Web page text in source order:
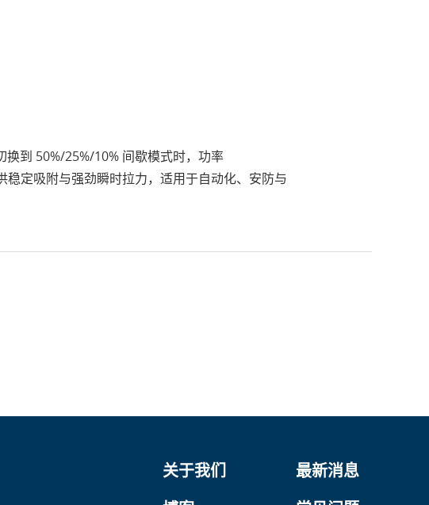
换到 50%/25%/10% 间歇模式时，功率
稳定吸附与强劲瞬时拉力，适用于自动化、安防与
关于我们
最新消息